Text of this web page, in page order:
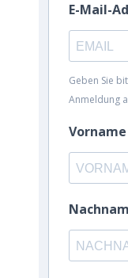
E-Mail-
Geben Sie
Anmeldung
Vorname